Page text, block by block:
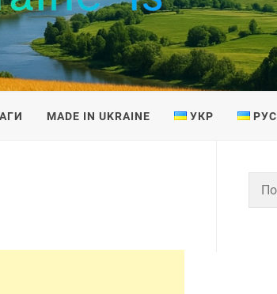
MADE IN UKRAINE УКР РУС